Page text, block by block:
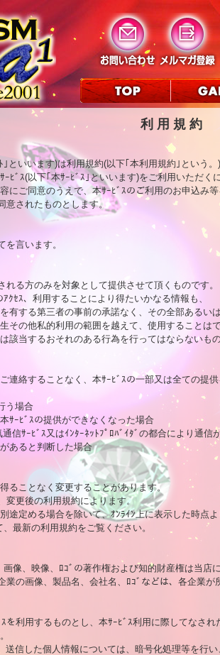
利 用 規 約
といいます)は利用規約(以下｢本利用規約｣という。
ﾋﾞｽ(以下｢本ｻｰﾋﾞｽ｣といいます)をご利用いただく
にご同意のうえで、本ｻｰﾋﾞｽのご利用のお申込み
意されたものとします。
言います。
る方のみを対象として提供させて頂くものです。
ｸｾｽ、利用することにより得たいかなる情報も、
有する第三者の事前の承諾なく、その全部あるいは
その他私的利用の範囲を越えて、使用することは
該当するおそれのある行為を行ってはならないもの
連絡することなく、本ｻｰﾋﾞｽの一部又は全ての提
う場合
ｻｰﾋﾞｽの提供ができなくなった場合
信ｻｰﾋﾞｽ又はｲﾝﾀｰﾈｯﾄﾌﾟﾛﾊﾞｲﾀﾞの都合により通信
あると判断した場合
ることなく変更することがあります。
変更後の利用規約によります。
途定める場合を除いて、ｵﾝﾗｲﾝ上に表示した時点よ
最新の利用規約をご覧ください。
像、映像、ﾛｺﾞの著作権および知的財産権は当店に
業の画像、製品名、会社名、ﾛｺﾞなどは、各企業
利用するものとし、本ｻｰﾋﾞｽ利用に際してなされ
信した個人情報については、暗号化処理等を行い